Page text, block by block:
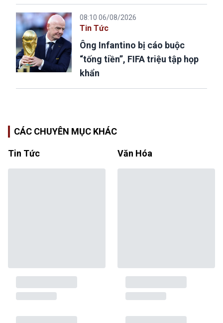
08:10 06/08/2026
Tin Tức
Ông Infantino bị cáo buộc
“tống tiền”, FIFA triệu tập họp
khẩn
CÁC CHUYÊN MỤC KHÁC
Tin Tức Văn Hóa